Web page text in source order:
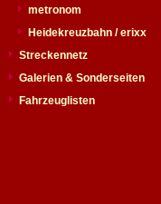
metronom
Heidekreuzbahn / erixx
Streckennetz
Galerien & Sonderseiten
Fahrzeuglisten